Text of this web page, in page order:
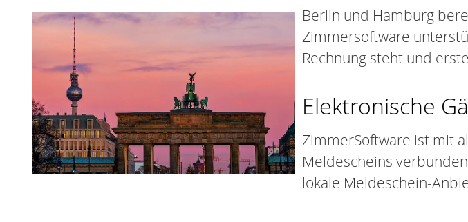
Berlin und Hamburg
Zimmersoftware
Rechnung steht und
Elektronische
ZimmerSoftware ist mit
Meldescheins
lokale Meldeschein-